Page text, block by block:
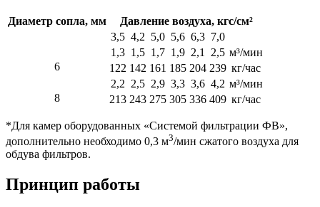
Диаметр сопла, мм
Давление воздуха, кгс/см²
3,5 4,2 5,0 5,6 6,3 7,0
6
1,3 1,5 1,7 1,9 2,1 2,5 м³/мин
122 142 161 185 204 239 кг/час
8
2,2 2,5 2,9 3,3 3,6 4,2 м³/мин
213 243 275 305 336 409 кг/час
*Для камер оборудованных «Системой фильтрации ФВ»,
дополнительно необходимо 0,3 м3/мин сжатого воздуха для
обдува фильтров.
Принцип работы